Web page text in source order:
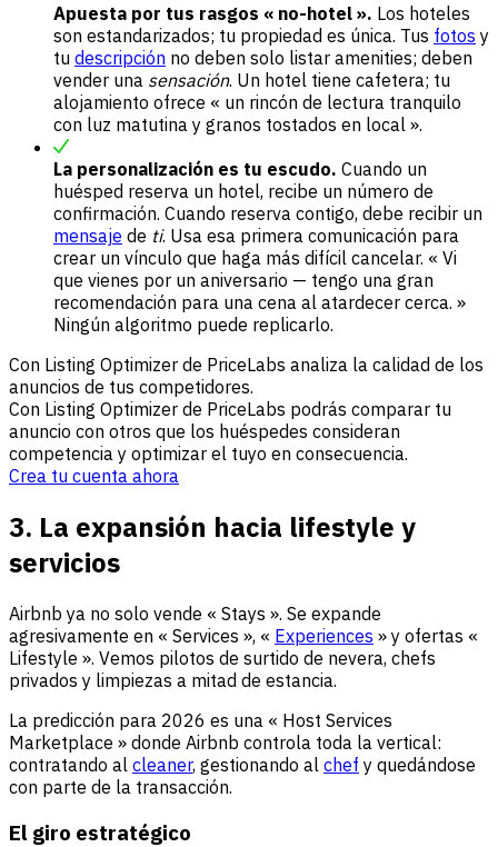
Apuesta por tus rasgos « no-hotel ». Los hoteles
son estandarizados; tu propiedad es única. Tus fotos y
tu descripción no deben solo listar amenities; deben
vender una sensación. Un hotel tiene cafetera; tu
alojamiento ofrece « un rincón de lectura tranquilo
con luz matutina y granos tostados en local ».
La personalización es tu escudo. Cuando un
huésped reserva un hotel, recibe un número de
confirmación. Cuando reserva contigo, debe recibir un
mensaje de ti. Usa esa primera comunicación para
crear un vínculo que haga más difícil cancelar. « Vi
que vienes por un aniversario — tengo una gran
recomendación para una cena al atardecer cerca. »
Ningún algoritmo puede replicarlo.
Con Listing Optimizer de PriceLabs analiza la calidad de los
anuncios de tus competidores.
Con Listing Optimizer de PriceLabs podrás comparar tu
anuncio con otros que los huéspedes consideran
competencia y optimizar el tuyo en consecuencia.
Crea tu cuenta ahora
3. La expansión hacia lifestyle y
servicios
Airbnb ya no solo vende « Stays ». Se expande
agresivamente en « Services », « Experiences » y ofertas «
Lifestyle ». Vemos pilotos de surtido de nevera, chefs
privados y limpiezas a mitad de estancia.
La predicción para 2026 es una « Host Services
Marketplace » donde Airbnb controla toda la vertical:
contratando al cleaner, gestionando al chef y quedándose
con parte de la transacción.
El giro estratégico